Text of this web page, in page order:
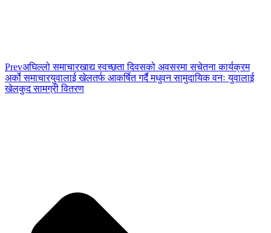
Prevअघिल्लो समाचारखाद्य स्वच्छता दिवसको अवसरमा सचेतना कार्यक्रम
अर्को समाचारयुवालाई खेलतर्फ आकर्षित गर्दै मधुवन सामुदायिक वनः युवालाई
खेलकुद सामग्री वितरण